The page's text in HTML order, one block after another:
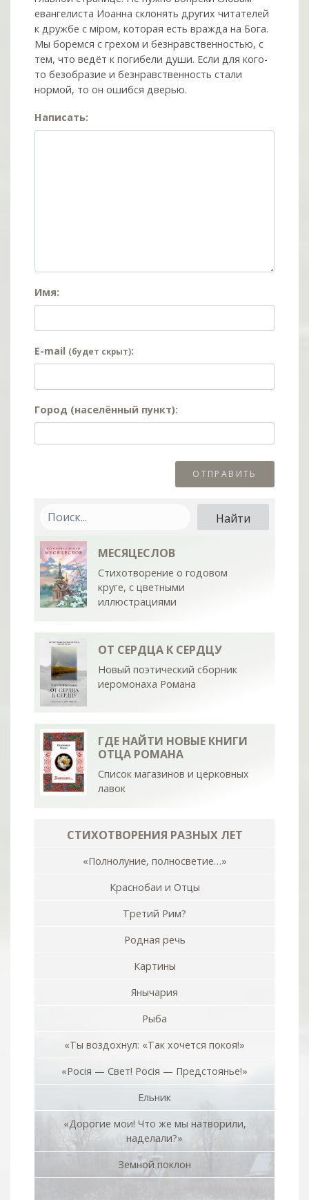
евангелиста Иоанна склонять других читателей
к дружбе с мiром, которая есть вражда на Бога.
Мы боремся с грехом и без­нрав­ствен­ностью, с
тем, что ведёт к погибели души. Если для кого-
то безобразие и безнравственность стали
нормой, то он ошибся дверью.
Написать:
Имя:
E-mail (будет скрыт):
Город (населённый пункт):
МЕСЯЦЕСЛОВ
Стихотворение о годовом
круге, с цветными
иллюстрациями
ОТ СЕРДЦА К СЕРДЦУ
Новый поэтический сборник
иеромонаха Романа
ГДЕ НАЙТИ НОВЫЕ КНИГИ
ОТЦА РОМАНА
Список магазинов и церковных
лавок
СТИХОТВОРЕНИЯ РАЗНЫХ ЛЕТ
«Полнолуние, полносветие…»
Краснобаи и Отцы
Третий Рим?
Родная речь
Картины
Янычария
Рыба
«Ты воздохнул: «Так хочется покоя!»
«Росiя — Свет! Росiя — Предстоянье!»
Ельник
«Дорогие мои! Что же мы натворили,
наделали?»
Земной поклон